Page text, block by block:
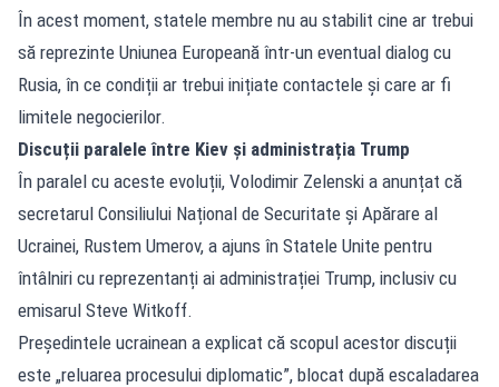
În acest moment, statele membre nu au stabilit cine ar trebui
să reprezinte Uniunea Europeană într-un eventual dialog cu
Rusia, în ce condiții ar trebui inițiate contactele și care ar fi
limitele negocierilor.
Discuții paralele între Kiev și administrația Trump
În paralel cu aceste evoluții, Volodimir Zelenski a anunțat că
secretarul Consiliului Național de Securitate și Apărare al
Ucrainei, Rustem Umerov, a ajuns în Statele Unite pentru
întâlniri cu reprezentanți ai administrației Trump, inclusiv cu
emisarul Steve Witkoff.
Președintele ucrainean a explicat că scopul acestor discuții
este „reluarea procesului diplomatic”, blocat după escaladarea